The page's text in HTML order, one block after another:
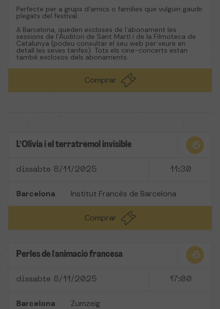
Perfecte per a grups d’amics o famílies que vulguin gaudir
plegats del festival.
A Barcelona, queden excloses de l’abonament les
sessions de l’Auditori de Sant Martí i de la Filmoteca de
Catalunya (podeu consultar el seu web per veure en
detall les seves tarifes). Tots els cine-concerts estan
també exclosos dels abonaments.
Comprar
L’Olivia i el terratrèmol invisible
dissabte 8/11/2025 11:30
Barcelona Institut Francès de Barcelona
Comprar
Perles de l'animació francesa
dissabte 8/11/2025 17:00
Barcelona Zumzeig